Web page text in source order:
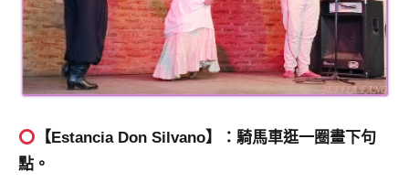
【Estancia Don Silvano】：騎馬車逛一圈畫下句
點。